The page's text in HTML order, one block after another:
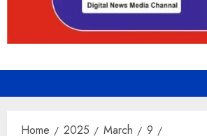
Home 2025 March
9